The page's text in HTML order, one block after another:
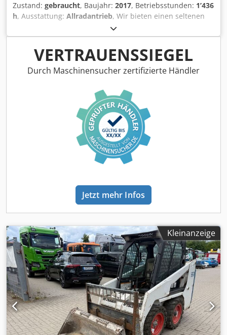
Zustand: gebraucht, Baujahr: 2017, Betriebsstunden: 1’436
h, Ausstattung: Allradantrieb, Wir bieten einen seltenen
E85, keine Vermietung aus einem kleinem Baubetrieb
Klimaanlage * VERSTELLAUSLEGER mit ZANGE/FINGER *
hyd. Grabenräumschaufel optional lieferbar, vorrätig zum
fairen Aufpreis * aus kleinem Baubetrieb * deutsche
Ausführung * nur 1350 Betriebs-h * Gummiketten
BOBCAT * 44 KW Diesel Motor Hersteller Yanmar *
Verrohrung für zusätzliche Anbauwerkzeuge *
Schnellwechselvorrichtung * Zusatzscheinwerfer * sehr
gepflegter Zustand ----Wir sind eine KFZ und
Baumaschinen Meisterwerkstatt, unverbindlichs
Maschinenangebot, finanzierung, Inzahlungnahme,
Mietkauf von Fahrzeugen aller Art möglich----
VERTRAUENSSIEGEL
Durch Maschinensucher zertifizierte Händler
Jetzt mehr Infos
Kleinanzeige